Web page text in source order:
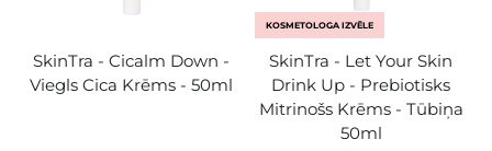
SkinTra - Cicalm Down -
Viegls Cica Krēms - 50ml
KOSMETOLOGA IZVĒLE
SkinTra - Let Your Skin
Drink Up - Prebiotisks
Mitrinošs Krēms - Tūbiņa
50ml